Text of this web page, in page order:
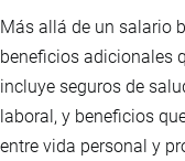
Más allá de un salario
beneficios adicionales
incluye seguros de
laboral, y beneficios
entre vida personal y